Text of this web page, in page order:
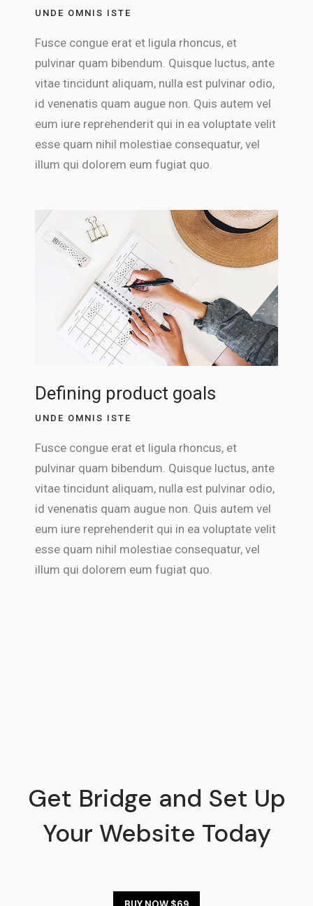
UNDE OMNIS ISTE
Fusce congue erat et ligula rhoncus, et
pulvinar quam bibendum. Quisque luctus, ante
vitae tincidunt aliquam, nulla est pulvinar odio,
id venenatis quam augue non. Quis autem vel
eum iure reprehenderit qui in ea voluptate velit
esse quam nihil molestiae consequatur, vel
illum qui dolorem eum fugiat quo.
Defining product goals
UNDE OMNIS ISTE
Fusce congue erat et ligula rhoncus, et
pulvinar quam bibendum. Quisque luctus, ante
vitae tincidunt aliquam, nulla est pulvinar odio,
id venenatis quam augue non. Quis autem vel
eum iure reprehenderit qui in ea voluptate velit
esse quam nihil molestiae consequatur, vel
illum qui dolorem eum fugiat quo.
Get Bridge and Set Up
Your Website Today